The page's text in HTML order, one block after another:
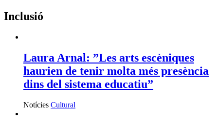
Inclusió
Laura Arnal: ”Les arts escèniques
haurien de tenir molta més presència
dins del sistema educatiu”
Notícies Cultural